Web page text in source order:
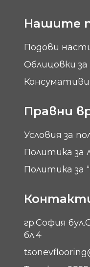
Нашите
Подови
Облицовки
Консумативи
Правни
Условия за
Политика за
Политика за
гр.София
бл.4